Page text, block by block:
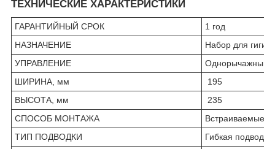
ТЕХНИЧЕСКИЕ ХАРАКТЕРИСТИКИ
ГАРАНТИЙНЫЙ СРОК
1 год
НАЗНАЧЕНИЕ
Набор для
УПРАВЛЕНИЕ
Однорычажный
ШИРИНА, мм
195
ВЫСОТА, мм
235
СПОСОБ МОНТАЖА
Встраиваемые,
ТИП ПОДВОДКИ
Гибкая подводка